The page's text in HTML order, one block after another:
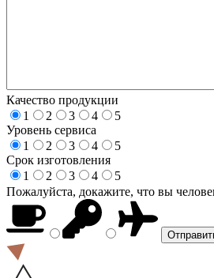
Качество продукции
1
2 3 4
5
Уровень сервиса
1
2 3 4
5
Срок изготовления
1
2 3 4
5
Пожалуйста, докажите, что вы